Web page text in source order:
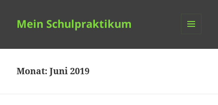
Mein Schulpraktikum
Monat:Juni 2019